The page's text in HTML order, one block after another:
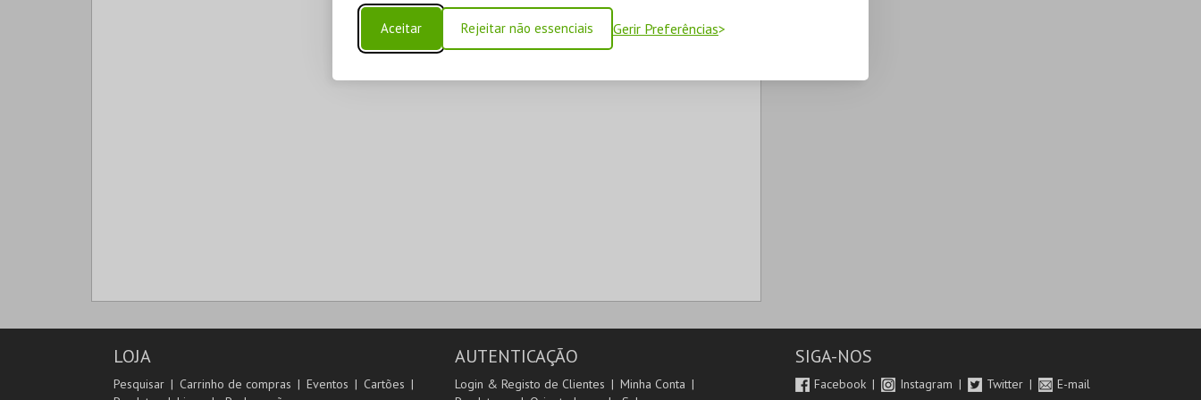
Aceitar Rejeitar não essenciais Gerir Preferências
LOJA
Pesquisar Carrinho de compras Eventos
Cartões
AUTENTICAÇÃO
Login & Registo de Clientes
Minha Conta
SIGA-NOS
Facebook Instagram Twitter E-mail